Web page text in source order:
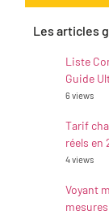
Les articles
Liste
Guide
6 views
Tarif
réels en
4 views
Voyant